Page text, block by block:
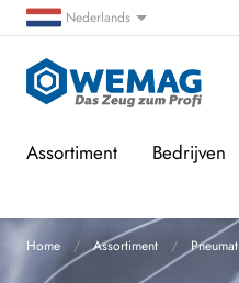
Nederlands
Assortiment Bedrijven
Home Assortiment